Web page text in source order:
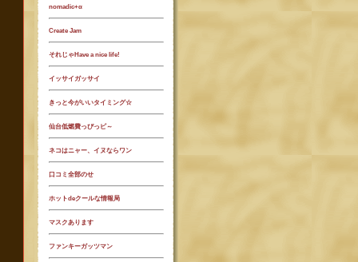
nomadic+α
Create Jam
それじゃHave a nice life!
イッサイガッサイ
きっと今がいいタイミング☆
仙台低燃費っぴっピ～
ネコはニャー、イヌならワン
口コミ全部のせ
ホットdeクールな情報局
マスクあります
ファンキーガッツマン